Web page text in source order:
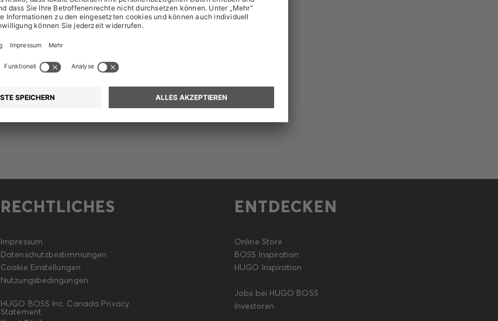
RECHTLICHES
Impressum
Datenschutzbestimmungen
Cookie Einstellungen
Nutzungsbedingungen
HUGO BOSS Inc. Canada Privacy
Statement
ENTDECKEN
Online Store
BOSS Inspiration
HUGO Inspiration
Jobs bei HUGO BOSS
Investoren